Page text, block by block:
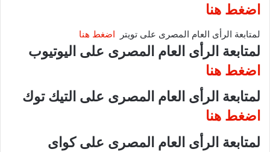
اضغط هنا
لمتابعة الرأى العام المصرى على تويتر اضغط هنا
لمتابعة الرأى العام المصرى على اليوتيوب
اضغط هنا
لمتابعة الرأى العام المصرى على التيك توك
اضغط هنا
لمتابعة الرأى العام المصرى على كواى